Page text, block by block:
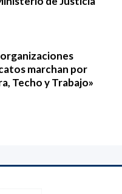
marchan por
Techo y Trabajo»